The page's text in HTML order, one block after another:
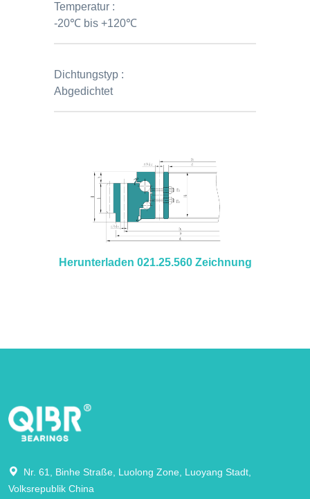
Temperatur :
-20℃ bis +120℃
Dichtungstyp :
Abgedichtet
Herunterladen 021.25.560 Zeichnung
Nr. 61, Binhe Straße, Luolong Zone, Luoyang Stadt,
Volksrepublik China